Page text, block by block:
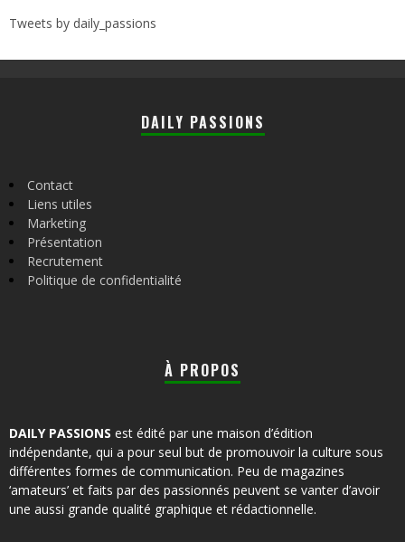
Tweets by daily_passions
DAILY PASSIONS
Contact
Liens utiles
Marketing
Présentation
Recrutement
Politique de confidentialité
À PROPOS
DAILY PASSIONS est édité par une maison d’édition
indépendante, qui a pour seul but de promouvoir la culture sous
différentes formes de communication. Peu de magazines
‘amateurs’ et faits par des passionnés peuvent se vanter d’avoir
une aussi grande qualité graphique et rédactionnelle.